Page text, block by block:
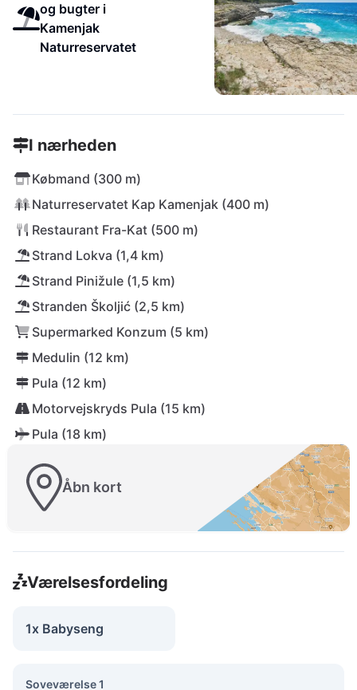
og bugter i
Kamenjak
Naturreservatet
I nærheden
Købmand (300 m)
Naturreservatet Kap Kamenjak (400 m)
Restaurant Fra-Kat (500 m)
Strand Lokva (1,4 km)
Strand Pinižule (1,5 km)
Stranden Školjić (2,5 km)
Supermarked Konzum (5 km)
Medulin (12 km)
Pula (12 km)
Motorvejskryds Pula (15 km)
Pula (18 km)
Åbn kort
Værelsesfordeling
1x Babyseng
Soveværelse 1